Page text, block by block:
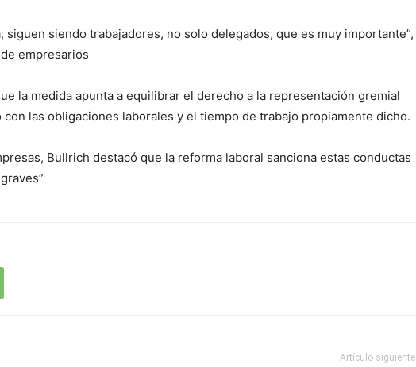
siguen siendo trabajadores, no solo delegados, que es muy importante”,
empresarios
la medida apunta a equilibrar el derecho a la representación gremial
las obligaciones laborales y el tiempo de trabajo propiamente dicho.
Bullrich destacó que la reforma laboral sanciona estas conductas
Artículo siguiente